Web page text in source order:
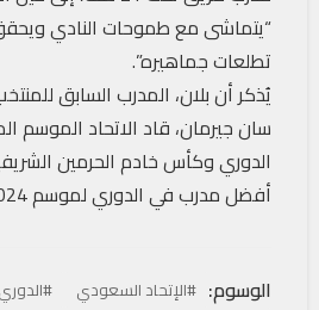
“يتماشى مع طموحات النادي
تطلعات جماهيره”.
يُذكر أن بلان، المدرب السابق
سان جيرمان، قاد الاتحاد الموسم
الدوري وكأس خادم الحرمين
أفضل مدرب في الدوري لموسم 2024-2025.
الوسوم: #الإتحاد السعودي